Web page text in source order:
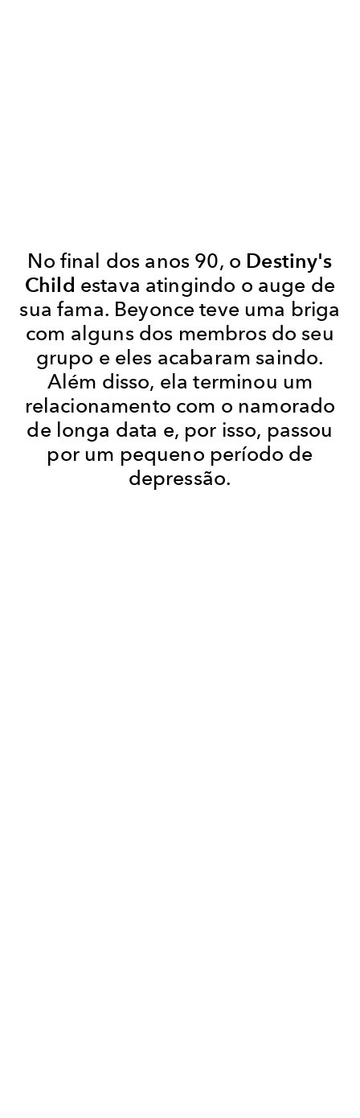
No final dos anos 90, o Destiny's
Child estava atingindo o auge de
sua fama. Beyonce teve uma briga
com alguns dos membros do seu
grupo e eles acabaram saindo.
Além disso, ela terminou um
relacionamento com o namorado
de longa data e, por isso, passou
por um pequeno período de
depressão.